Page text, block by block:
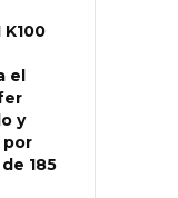
K100
el
y
por
185